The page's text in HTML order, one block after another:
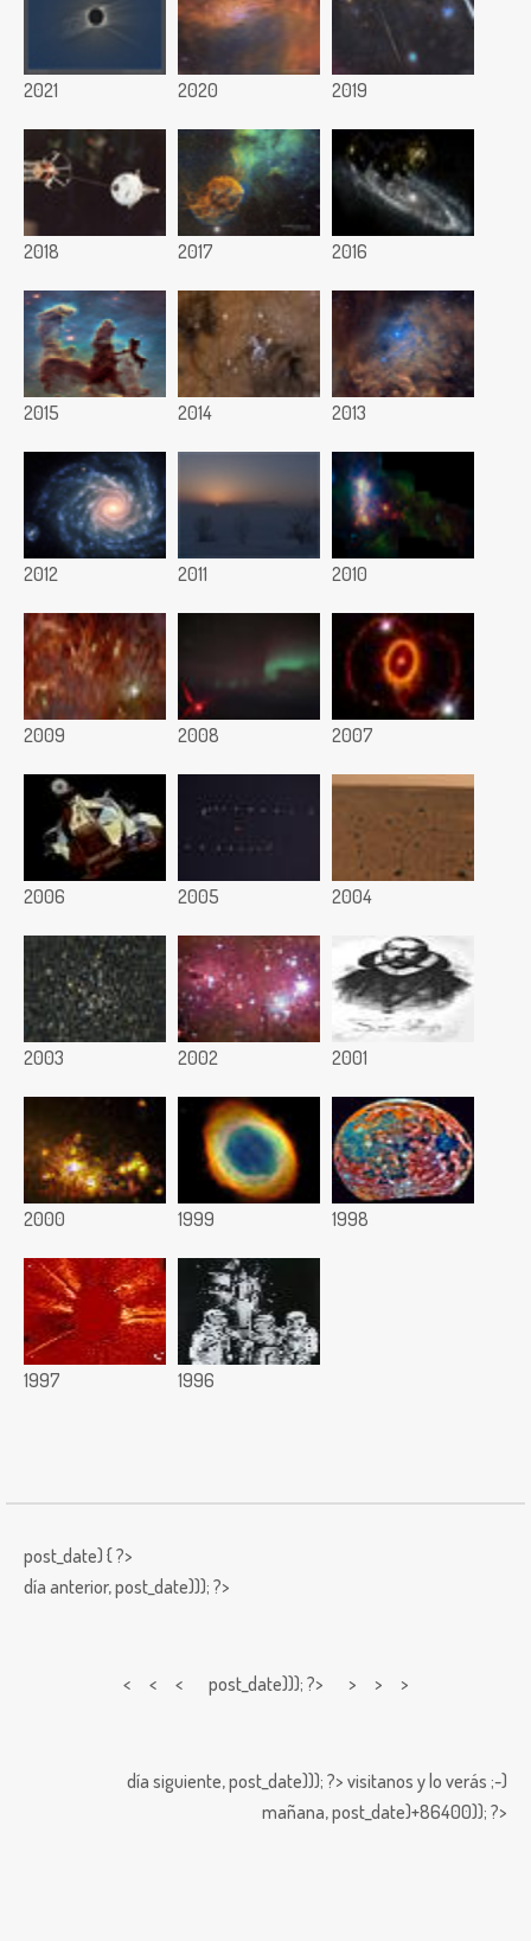
2021 2020 2019
2018 2017 2016
2015 2014 2013
2012 2011 2010
2009 2008 2007
2006 2005 2004
2003 2002 2001
2000 1999 1998
1997 1996
post_date) { ?>
día anterior,post_date))); ?>
< < < post_date))); ?> > > >
día siguiente,post_date))); ?> visitanos y lo verás ;-)
mañana,post_date)+86400)); ?>